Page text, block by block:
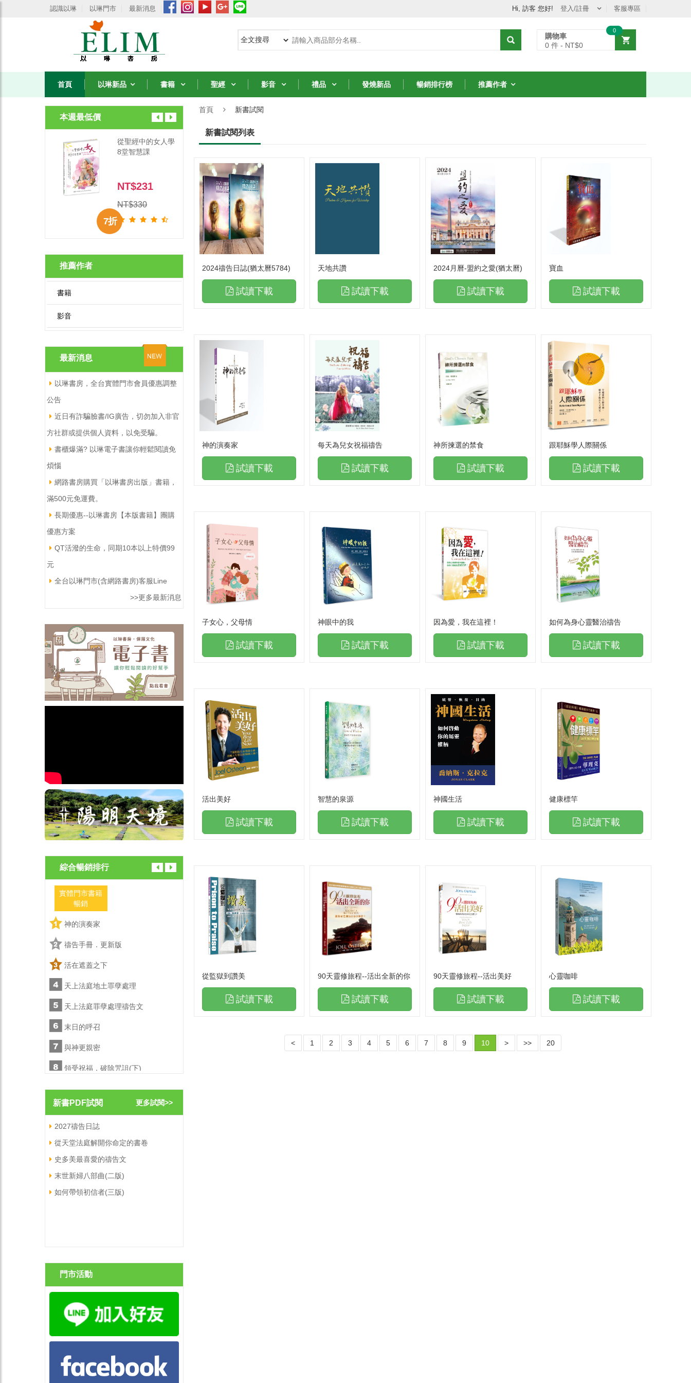
認識以琳 以琳門市 最新消息 客服專區
Hi, 訪客 您好! 登入/註冊
購物車
0件 - NT$0
0
首頁 以琳新品 書籍 聖經 影音 禮品 發燒新品 暢銷排行榜 推薦作者
本週最低價
7 折
從聖經中的女人學
8堂智慧課
NT$231
NT$330
7 折
從聖經中的女人學
NT$231
NT$330
推薦作者
書籍
影音
最新消息
以琳書房，全台實體門市會員優惠調整
公告
近日有詐騙臉書/IG廣告，切勿加入非官
方社群或提供個人資料，以免受騙。
書櫃爆滿? 以琳電子書讓你輕鬆閱讀免
煩惱
網路書房購買「以琳書房出版」書籍，
滿500元免運費。
長期優惠--以琳書房【本版書籍】團購
優惠方案
QT活潑的生命，同期10本以上特價99
元
全台以琳門市(含網路書房)客服Line
>>更多最新消息
綜合暢銷排行
實體門市書籍
暢銷
神的演奏家
禱告手冊．更新版
活在遮蓋之下
天上法庭地土罪孽處理
天上法庭罪孽處理禱告文
末日的呼召
與神更親密
領受祝福，破除咒詛(下)
陪你走一會兒
職場屬靈爭戰禱告文
實體門市書籍
暢銷
神的演奏家
禱告手冊．更新版
天上法庭地土罪孽處理
天上法庭罪孽處理禱告文
實體門市書籍
暢銷
神的演奏家
禱告手冊．更新版
天上法庭地土罪孽處理
天上法庭罪孽處理禱告文
與神更親密
禱告手冊．更新版
天上法庭地土罪孽處理
天上法庭罪孽處理禱告文
與神更親密
新書PDF試閱 更多試閱>>
2027禱告日誌
從天堂法庭解開你命定的書卷
史多美最喜愛的禱告文
末世新婦八部曲(二版)
如何帶領初信者(三版)
門市活動
首頁 新書試閱
新書試閱列表
2024禱告日誌(猶太曆5784)
試讀下載
天地共讚
試讀下載
2024月曆-盟約之愛(猶太曆)
試讀下載
寶血
試讀下載
神的演奏家
試讀下載
每天為兒女祝福禱告
試讀下載
神所揀選的禁食
試讀下載
跟耶穌學人際關係
試讀下載
子女心，父母情
試讀下載
神眼中的我
試讀下載
因為愛，我在這裡！
試讀下載
如何為身心靈醫治禱告
試讀下載
活出美好
試讀下載
智慧的泉源
試讀下載
神國生活
試讀下載
健康標竿
試讀下載
從監獄到讚美
試讀下載
90天靈修旅程--活出全新的你
試讀下載
90天靈修旅程--活出美好
試讀下載
心靈咖啡
試讀下載
< 1 2 3 4 5 6 7 8 9 10 > >> 20